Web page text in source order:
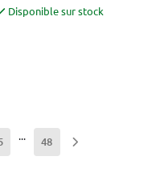
Disponible sur stock
... 48